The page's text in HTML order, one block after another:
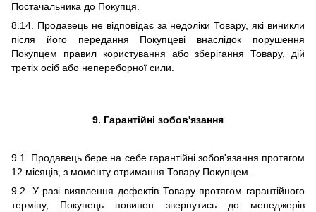
Постачальника до Покупця.
8.14. Продавець не відповідає за недоліки Товару, які виникли
після його передання Покупцеві внаслідок порушення
Покупцем правил користування або зберігання Товару, дій
третіх осіб або непереборної сили.
9. Гарантійні зобов'язання
9.1. Продавець бере на себе гарантійні зобов'язання протягом
12 місяців, з моменту отримання Товару Покупцем.
9.2. Уразі виявлення дефектів Товару протягом гарантійного
терміну, Покупець повинен звернутись до менеджерів